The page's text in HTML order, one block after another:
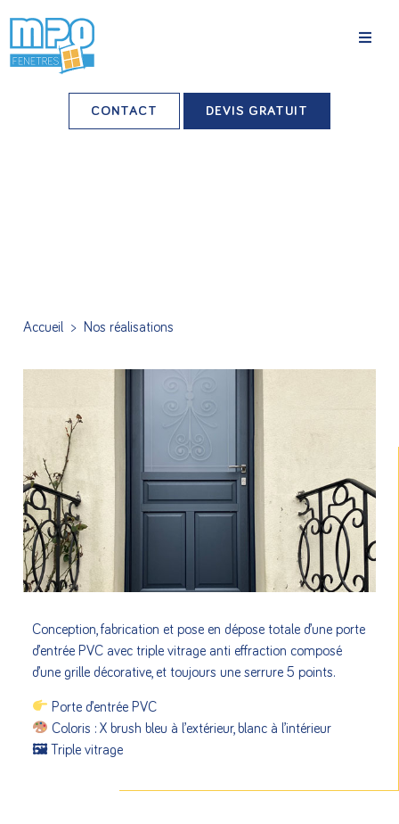
Nos agences
Nos produits
CONTACT DEVIS GRATUIT
Accueil > Nos réalisations
Conception, fabrication et pose en dépose totale d’une porte
d’entrée PVC avec triple vitrage anti effraction composé
d’une grille décorative, et toujours une serrure 5 points.
Porte d’entrée PVC
Coloris : X brush bleu à l’extérieur, blanc à l’intérieur
🖼 Triple vitrage